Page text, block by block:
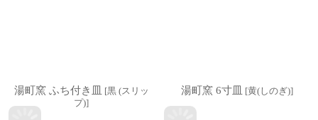
湯町窯 ふち付き皿 [黒 (スリッ
プ)]
湯町窯 6寸皿 [黄(しのぎ)]